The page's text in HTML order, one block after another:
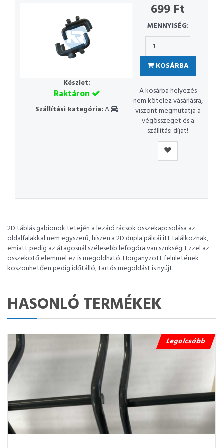
Készlet:
Raktáron
Szállítási kategória:A
699 Ft
MENNYISÉG:
KOSÁRBA
A kosárba helyezés
nem kötelez vásárlásra,
viszont megmutatja a
végösszeget és a
szállítási díjat!
2D táblás gabionok tetején a lezáró rácsok összekapcsolása az
oldalfalakkal nem egyszerű, hiszen a 2D dupla pálcái itt találkoznak,
emiatt pedig az átagosnál szélesebb lefogóra van szükség. Ezzel az
összekötő elemmel ez is megoldható. Horganyzott felületének
köszönhetően pedig időtálló, tartós megoldást is nyújt.
HASONLÓ TERMÉKEK
Legolcsóbb